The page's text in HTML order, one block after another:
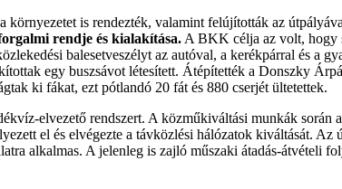
is rendezték, valamint felújították az
rendje és kialakítása. A BKK célja az volt, hogy
balesetveszélyt az autóval, a kerékpárral és a
egy buszsávot létesített. Átépítették a Donszky
ki fákat, ezt pótlandó 20 fát és 880 cserjét ültetettek.
elvezető rendszert. A közműkiváltási munkák során
el és elvégezte a távközlési hálózatok kiváltását. Az
alkalmas. A jelenleg is zajló műszaki átadás-átvételi